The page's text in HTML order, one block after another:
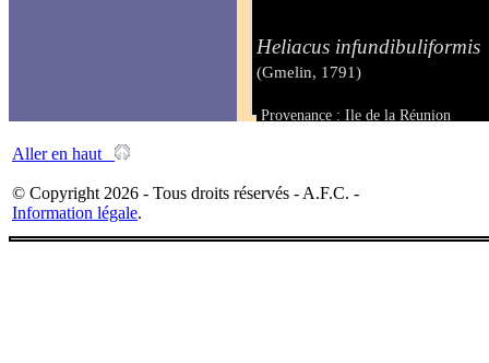
Heliacus infundibuliformis
(Gmelin, 1791)
Provenance : Ile de la Réunion
Aller en haut
© Copyright 2026 - Tous droits réservés - A.F.C. -
Information légale.